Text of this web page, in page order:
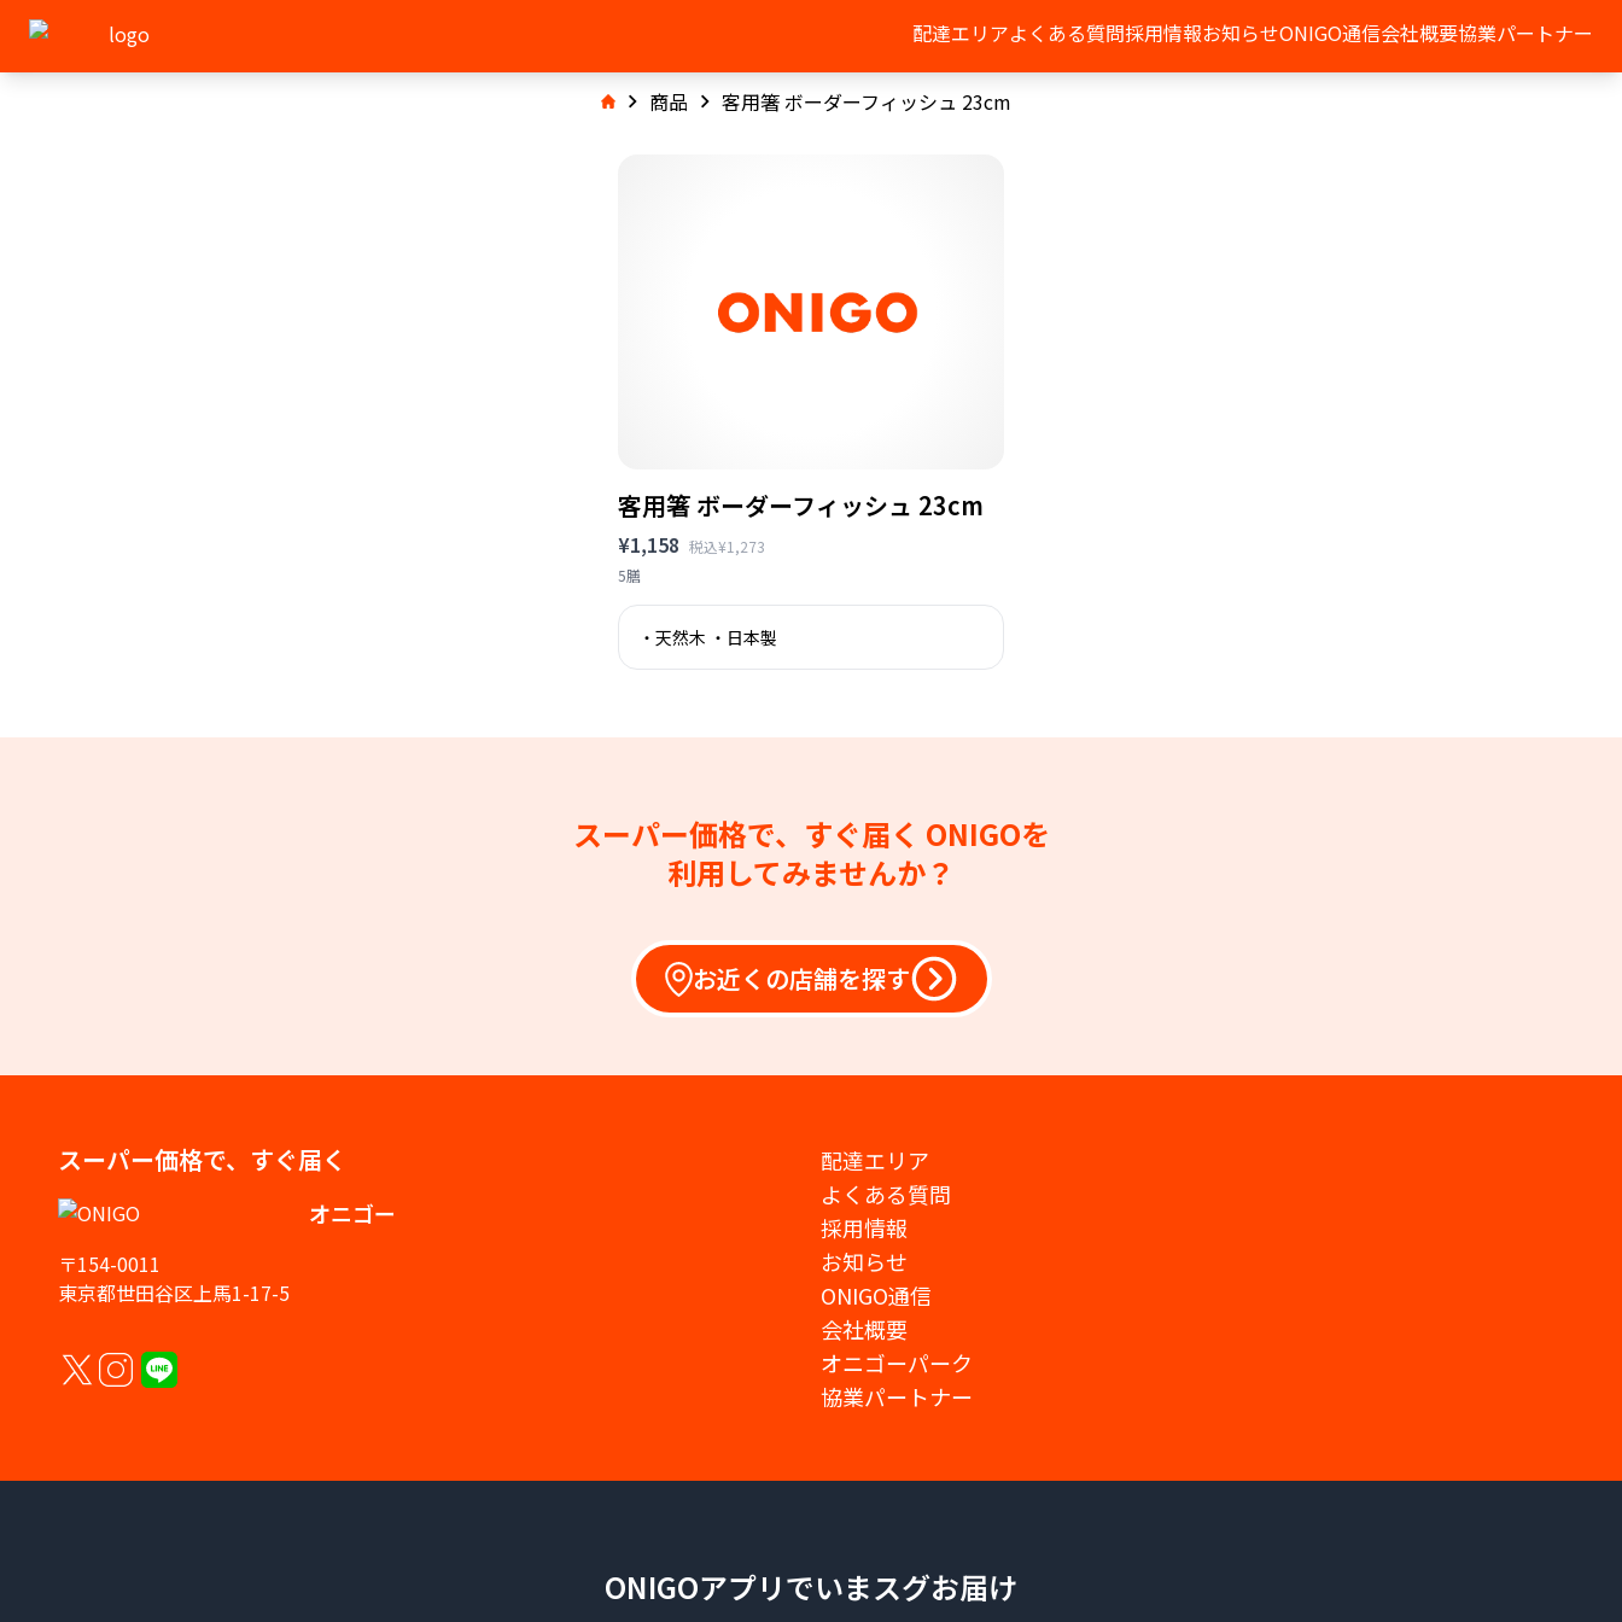
配達エリアよくある質問採用情報お知らせONIGO通信会社概要協業パートナー
商品 客用箸 ボーダーフィッシュ 23cm
客用箸 ボーダーフィッシュ 23cm
¥1,158 税込¥1,273
5膳
・天然木 ・日本製
スーパー価格で、すぐ届く ONIGOを
利用してみませんか？
お近くの店舗を探す
スーパー価格で、すぐ届く
オニゴー
〒154-0011
東京都世田谷区上馬1-17-5
配達エリア
よくある質問
採用情報
お知らせ
ONIGO通信
会社概要
オニゴーパーク
協業パートナー
ONIGOアプリでいまスグお届け